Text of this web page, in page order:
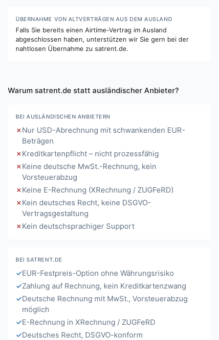
ÜBERNAHME VON ALTVERTRÄGEN AUS DEM AUSLAND
Falls Sie bereits einen Airtime-Vertrag im Ausland
abgeschlossen haben, unterstützen wir Sie gern bei der
nahtlosen Übernahme zu satrent.de.
Warum satrent.de statt ausländischer Anbieter?
BEI AUSLÄNDISCHEN ANBIETERN
Nur USD-Abrechnung mit schwankenden EUR-
Beträgen
Kreditkartenpflicht – nicht prozessfähig
Keine deutsche MwSt.-Rechnung, kein
Vorsteuerabzug
Keine E-Rechnung (XRechnung / ZUGFeRD)
Kein deutsches Recht, keine DSGVO-
Vertragsgestaltung
Kein deutschsprachiger Support
BEI SATRENT.DE
EUR-Festpreis-Option ohne Währungsrisiko
Zahlung auf Rechnung, kein Kreditkartenzwang
Deutsche Rechnung mit MwSt., Vorsteuerabzug
möglich
E-Rechnung in XRechnung / ZUGFeRD
Deutsches Recht, DSGVO-konform